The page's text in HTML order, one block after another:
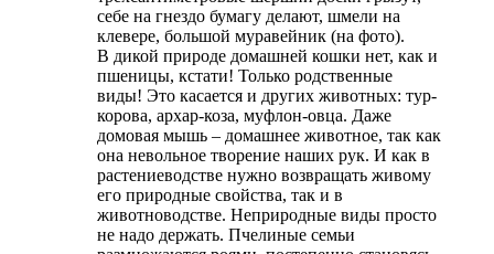
себе на гнездо бумагу делают, шмели на
клевере, большой муравейник (на фото).
В дикой природе домашней кошки нет, как и
пшеницы, кстати! Только родственные
виды! Это касается и других животных: тур-
корова, архар-коза, муфлон-овца. Даже
домовая мышь – домашнее животное, так как
она невольное творение наших рук. И как в
растениеводстве нужно возвращать живому
его природные свойства, так и в
животноводстве. Неприродные виды просто
не надо держать. Пчелиные семьи